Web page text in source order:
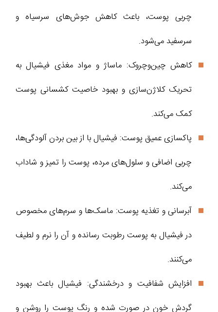
چربی پوست، باعث کاهش جوش‌های سرسیاه و
سرسفید می‌شود.
کاهش چین‌وچروک: ماساژ و مواد مغذی فیشیال به
تحریک کلاژن‌سازی و بهبود خاصیت کشسانی پوست
کمک می‌کند.
پاکسازی عمیق پوست: فیشیال با از بین بردن آلودگی‌ها،
چربی اضافی و سلول‌های مرده، پوست را تمیز و شاداب
می‌کند.
آبرسانی و تغذیه پوست: ماسک‌ها و سرم‌های مخصوص
در فیشیال به پوست رطوبت رسانده و آن را نرم و لطیف
می‌کنند.
افزایش شفافیت و درخشندگی: فیشیال باعث بهبود
گردش خون در صورت شده و رنگ پوست را روشن‌ و